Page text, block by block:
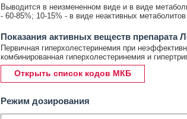
Выводится в неизмененном виде и в виде
- 60-85%; 10-15% - в виде неактивных
Показания активных веществ препарата
Первичная гиперхолестеринемия при
комбинированная гиперхолестеринемия и
Открыть список кодов МКБ
Режим дозирования